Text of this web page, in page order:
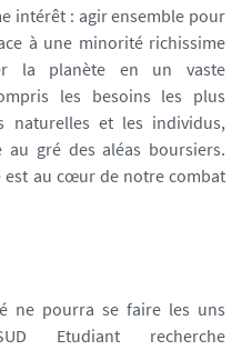
intérêt : agir ensemble pour
à une minorité richissime
la planète en un vaste
les besoins les plus
naturelles et les individus,
gré des aléas boursiers.
au cœur de notre combat
ne pourra se faire les uns
Etudiant recherche